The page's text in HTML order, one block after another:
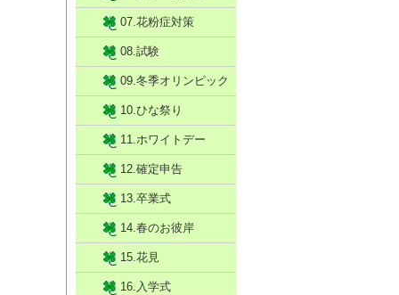
07.花粉症対策
08.試験
09.冬季オリンピック
10.ひな祭り
11.ホワイトデー
12.確定申告
13.卒業式
14.春のお彼岸
15.花見
16.入学式